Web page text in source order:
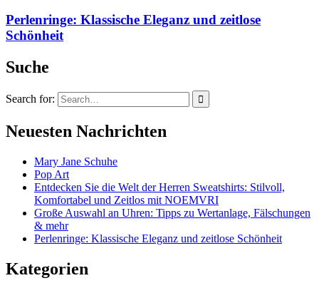
Perlenringe: Klassische Eleganz und zeitlose
Schönheit
Suche
Search for:
Neuesten Nachrichten
Mary Jane Schuhe
Pop Art
Entdecken Sie die Welt der Herren Sweatshirts: Stilvoll,
Komfortabel und Zeitlos mit NOEMVRI
Große Auswahl an Uhren: Tipps zu Wertanlage, Fälschungen
& mehr
Perlenringe: Klassische Eleganz und zeitlose Schönheit
Kategorien